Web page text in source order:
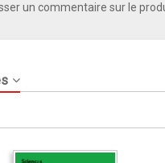
un commentaire sur le